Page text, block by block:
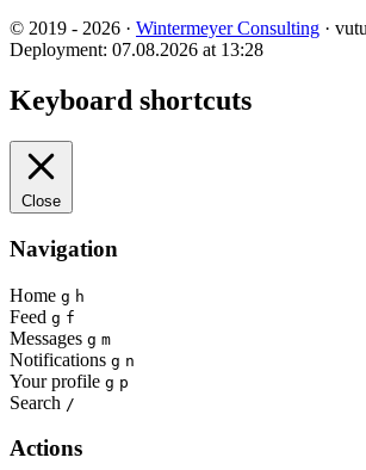
© 2019 - 2026 · Wintermeyer Consulting ·
Deployment: 07.08.2026 at 13:28
Keyboard shortcuts
Close
Navigation
Home g h
Feed g f
Messages g m
Notifications g n
Your profile g p
Search /
Actions